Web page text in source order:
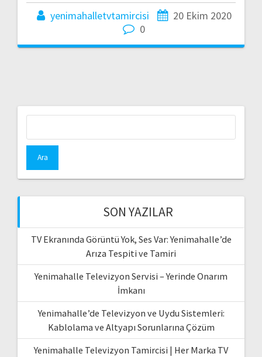
yenimahalletvtamircisi
20 Ekim 2020
0
SON YAZILAR
TV Ekranında Görüntü Yok, Ses Var: Yenimahalle’de
Arıza Tespiti ve Tamiri
Yenimahalle Televizyon Servisi – Yerinde Onarım
İmkanı
Yenimahalle’de Televizyon ve Uydu Sistemleri:
Kablolama ve Altyapı Sorunlarına Çözüm
Yenimahalle Televizyon Tamircisi | Her Marka TV